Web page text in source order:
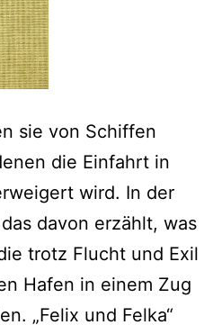
sie von Schiffen
die Einfahrt in
wird. In der
davon erzählt, was
trotz Flucht und Exil
Hafen in einem Zug
„Felix und Felka“